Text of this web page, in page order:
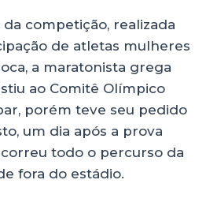
competição, realizada
de atletas mulheres
a maratonista grega
ao Comitê Olímpico
porém teve seu pedido
um dia após a prova
todo o percurso da
fora do estádio.